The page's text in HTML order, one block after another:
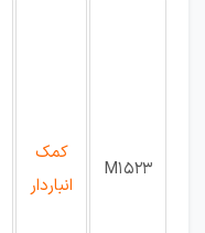
M1523
کمک
انباردار